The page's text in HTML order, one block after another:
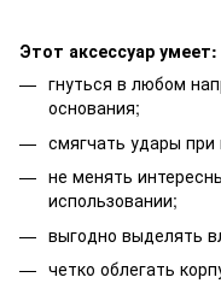
Этот аксессуар умеет:
гнуться в любом
основания;
смягчать удары при
не менять
использовании;
выгодно выделять
четко облегать